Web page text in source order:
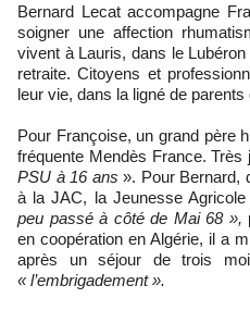
Bernard Lecat accompagne Françoise sa femme qui vient ici
soigner une affection
vivent à Lauris, dans le
retraite. Citoyens et
leur vie, dans la ligné de
Pour Françoise, un grand père
fréquente Mendès France. Très
PSU à 16 ans ». Pour Bernard,
à la JAC, la Jeunesse
peu passé à côté de Mai 68 »,
en coopération en Algérie, il a
après un séjour de trois
« l’embrigadement ».